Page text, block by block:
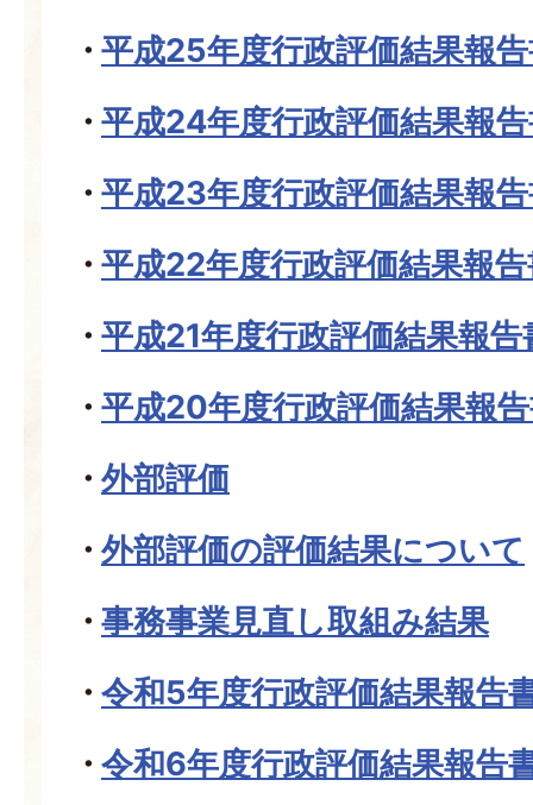
平成25年度行政評価結果報
平成24年度行政評価結果報
平成23年度行政評価結果報
平成22年度行政評価結果報
平成21年度行政評価結果報告
平成20年度行政評価結果報
外部評価
外部評価の評価結果について
事務事業見直し取組み結果
令和5年度行政評価結果報告
令和6年度行政評価結果報告